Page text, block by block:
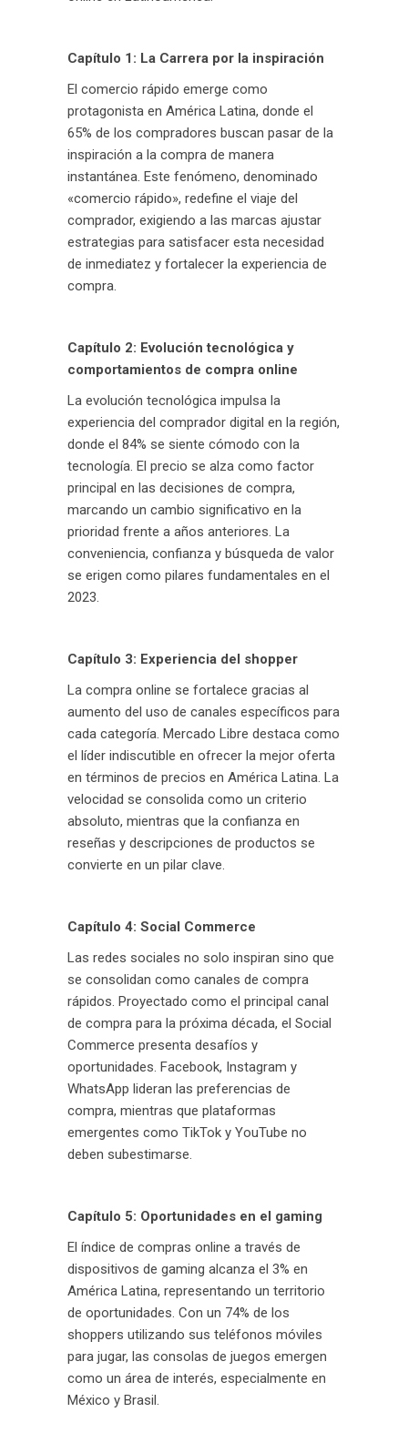
Capítulo 1: La Carrera por la inspiración
El comercio rápido emerge como
protagonista en América Latina, donde el
65% de los compradores buscan pasar de la
inspiración a la compra de manera
instantánea. Este fenómeno, denominado
«comercio rápido», redefine el viaje del
comprador, exigiendo a las marcas ajustar
estrategias para satisfacer esta necesidad
de inmediatez y fortalecer la experiencia de
compra.
Capítulo 2: Evolución tecnológica y
comportamientos de compra online
La evolución tecnológica impulsa la
experiencia del comprador digital en la región,
donde el 84% se siente cómodo con la
tecnología. El precio se alza como factor
principal en las decisiones de compra,
marcando un cambio significativo en la
prioridad frente a años anteriores. La
conveniencia, confianza y búsqueda de valor
se erigen como pilares fundamentales en el
2023.
Capítulo 3: Experiencia del shopper
La compra online se fortalece gracias al
aumento del uso de canales específicos para
cada categoría. Mercado Libre destaca como
el líder indiscutible en ofrecer la mejor oferta
en términos de precios en América Latina. La
velocidad se consolida como un criterio
absoluto, mientras que la confianza en
reseñas y descripciones de productos se
convierte en un pilar clave.
Capítulo 4: Social Commerce
Las redes sociales no solo inspiran sino que
se consolidan como canales de compra
rápidos. Proyectado como el principal canal
de compra para la próxima década, el Social
Commerce presenta desafíos y
oportunidades. Facebook, Instagram y
WhatsApp lideran las preferencias de
compra, mientras que plataformas
emergentes como TikTok y YouTube no
deben subestimarse.
Capítulo 5: Oportunidades en el gaming
El índice de compras online a través de
dispositivos de gaming alcanza el 3% en
América Latina, representando un territorio
de oportunidades. Con un 74% de los
shoppers utilizando sus teléfonos móviles
para jugar, las consolas de juegos emergen
como un área de interés, especialmente en
México y Brasil.